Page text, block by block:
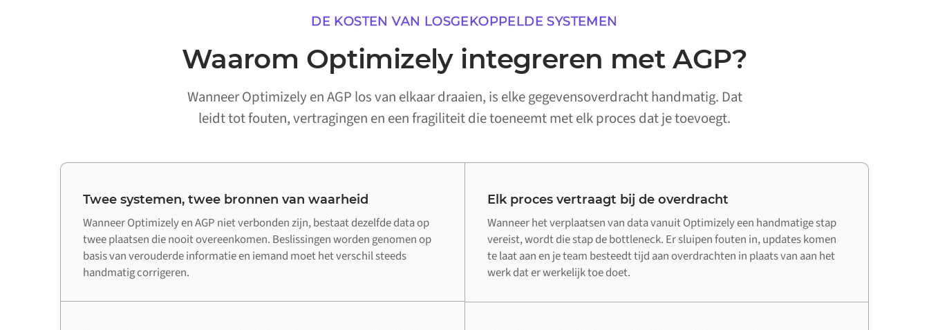
DE KOSTEN VAN LOSGEKOPPELDE SYSTEMEN
Waarom Optimizely integreren met AGP?
Wanneer Optimizely en AGP los van elkaar draaien, is elke gegevensoverdracht handmatig. Dat
leidt tot fouten, vertragingen en een fragiliteit die toeneemt met elk proces dat je toevoegt.
Twee systemen, twee bronnen van waarheid
Wanneer Optimizely en AGP niet verbonden zijn, bestaat dezelfde data op
twee plaatsen die nooit overeenkomen. Beslissingen worden genomen op
basis van verouderde informatie en iemand moet het verschil steeds
handmatig corrigeren.
Elk proces vertraagt bij de overdracht
Wanneer het verplaatsen van data vanuit Optimizely een handmatige stap
vereist, wordt die stap de bottleneck. Er sluipen fouten in, updates komen
te laat aan en je team besteedt tijd aan overdrachten in plaats van aan het
werk dat er werkelijk toe doet.